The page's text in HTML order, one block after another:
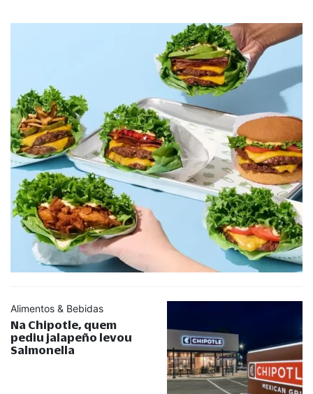
Alimentos & Bebidas
Na Chipotle, quem
pediu jalapeño levou
Salmonella